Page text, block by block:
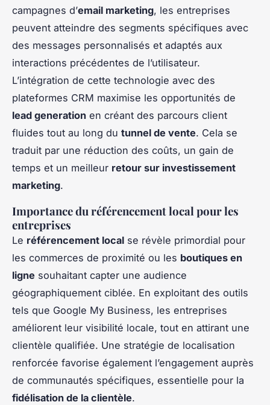
campagnes d’email marketing, les entreprises
peuvent atteindre des segments spécifiques avec
des messages personnalisés et adaptés aux
interactions précédentes de l’utilisateur.
L’intégration de cette technologie avec des
plateformes CRM maximise les opportunités de
lead generation en créant des parcours client
fluides tout au long du tunnel de vente. Cela se
traduit par une réduction des coûts, un gain de
temps et un meilleur retour sur investissement
marketing.
Importance du référencement local pour les
entreprises
Le référencement local se révèle primordial pour
les commerces de proximité ou les boutiques en
ligne souhaitant capter une audience
géographiquement ciblée. En exploitant des outils
tels que Google My Business, les entreprises
améliorent leur visibilité locale, tout en attirant une
clientèle qualifiée. Une stratégie de localisation
renforcée favorise également l’engagement auprès
de communautés spécifiques, essentielle pour la
fidélisation de la clientèle.